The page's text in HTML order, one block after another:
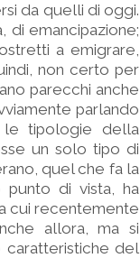
da quelli di oggi.
di emancipazione;
a emigrare,
non certo per
parecchi anche
parlando
le tipologie della
un solo tipo di
quel che fa la
punto di vista, ha
cui recentemente
allora, ma si
caratteristiche del